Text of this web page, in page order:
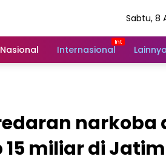
Sabtu, 8
Nasional Internasional Lainnya
narkoba
miliar di Jatim